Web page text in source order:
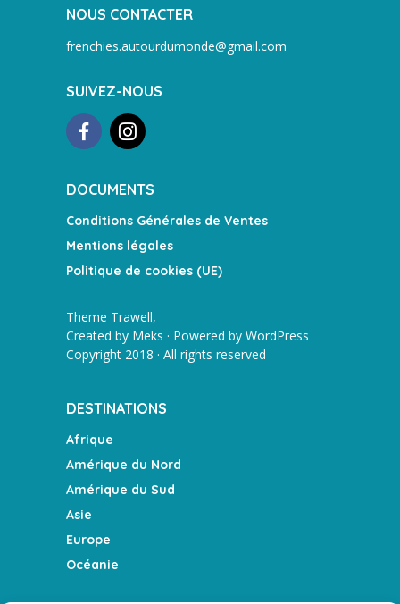
NOUS CONTACTER
frenchies.autourdumonde@gmail.com
SUIVEZ-NOUS
DOCUMENTS
Conditions Générales de Ventes
Mentions légales
Politique de cookies (UE)
Theme Trawell,
Created by Meks · Powered by WordPress
Copyright 2018 · All rights reserved
DESTINATIONS
Afrique
Amérique du Nord
Amérique du Sud
Asie
Europe
Océanie